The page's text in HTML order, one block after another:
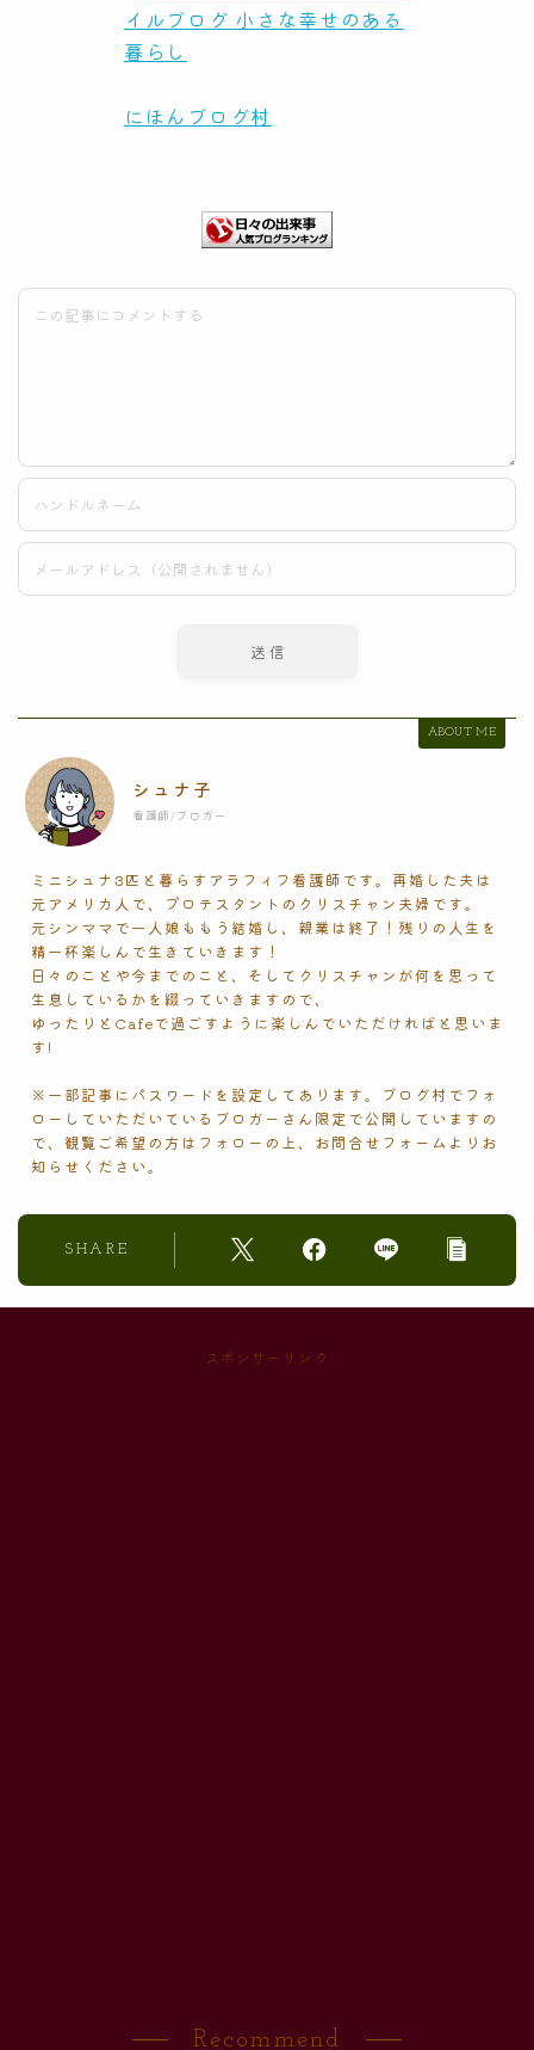
にほんブログ村
ABOUT ME
シュナ子
看護師/ブロガー
ミニシュナ3匹と暮らすアラフィフ看護師です。再婚した夫は
元アメリカ人で、プロテスタントのクリスチャン夫婦です。
元シンママで一人娘ももう結婚し、親業は終了！残りの人生を
精一杯楽しんで生きていきます！
日々のことや今までのこと、そしてクリスチャンが何を思って
生息しているかを綴っていきますので、
ゆったりとCafeで過ごすように楽しんでいただければと思いま
す!
※一部記事にパスワードを設定してあります。ブログ村でフォ
ローしていただいているブロガーさん限定で公開していますの
で、観覧ご希望の方はフォローの上、お問合せフォームよりお
知らせください。
SHARE
スポンサーリンク
Recommend